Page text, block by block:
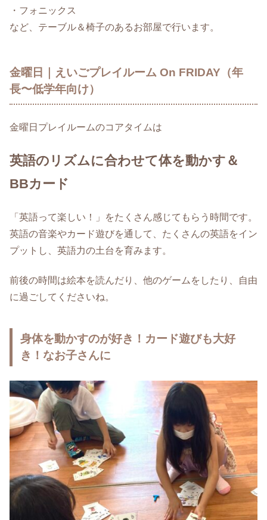
・フォニックス
など、テーブル＆椅子のあるお部屋で行います。
金曜日｜えいごプレイルーム On FRIDAY（年
長〜低学年向け）
金曜日プレイルームのコアタイムは
英語のリズムに合わせて体を動かす＆
BBカード
「英語って楽しい！」をたくさん感じてもらう時間です。
英語の音楽やカード遊びを通して、たくさんの英語をイン
プットし、英語力の土台を育みます。
前後の時間は絵本を読んだり、他のゲームをしたり、自由
に過ごしてくださいね。
身体を動かすのが好き！カード遊びも大好
き！なお子さんに